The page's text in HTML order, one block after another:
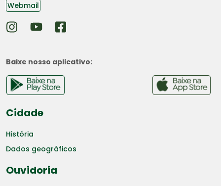
Webmail
Baixe nosso aplicativo:
Cidade
História
Dados geográficos
Ouvidoria